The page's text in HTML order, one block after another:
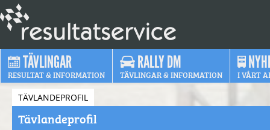
TÄVLINGAR
RESULTAT & INFORMATION
RALLY DM
TÄVLINGAR & INFORMATION I VÅRT
TÄVLANDEPROFIL
Tävlandeprofil